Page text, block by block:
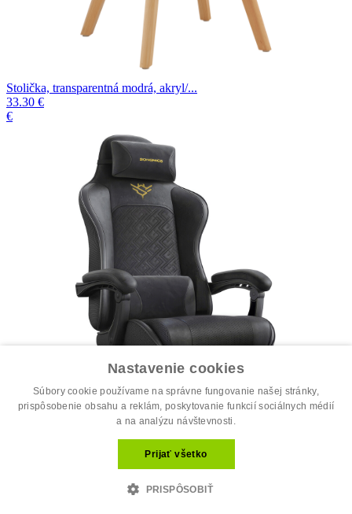
Stolička, transparentná modrá, akryl/...
33.30 €
€
Kancelárska stolička, výškovo nastavi...
Nastavenie cookies
Súbory cookie používame na správne fungovanie našej stránky,
prispôsobenie obsahu a reklám, poskytovanie funkcií sociálnych médií
a na analýzu návštevnosti.
Prijať všetko
PRISPÔSOBIŤ